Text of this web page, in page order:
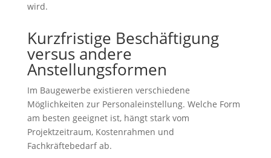
wird.
Kurzfristige Beschäftigung
versus andere
Anstellungsformen
Im Baugewerbe existieren verschiedene
Möglichkeiten zur Personaleinstellung. Welche Form
am besten geeignet ist, hängt stark vom
Projektzeitraum, Kostenrahmen und
Fachkräftebedarf ab.